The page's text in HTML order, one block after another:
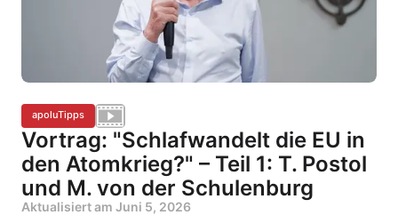
apoluTipps
Vortrag: "Schlafwandelt die EU in
den Atomkrieg?" – Teil 1: T. Postol
und M. von der Schulenburg
Aktualisiert am Juni 5, 2026